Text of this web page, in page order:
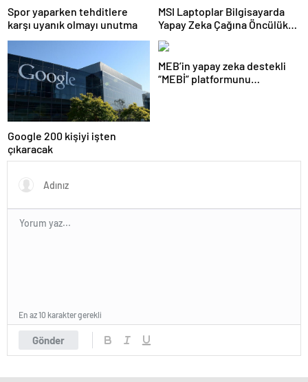
Spor yaparken tehditlere
karşı uyanık olmayı unutma
MSI Laptoplar Bilgisayarda
Yapay Zeka Çağına Öncülük
Ediyor
Google 200 kişiyi işten
çıkaracak
MEB’in yapay zeka destekli
“MEBİ” platformunu
Gönder
En az 10 karakter gerekli